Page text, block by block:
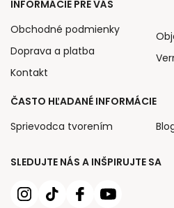
SLEDUJTE NÁS A INŠPIRUJTE SA
INFORMÁCIE PRE VÁS
Obchodné podmienky
Doprava a platba
Kontakt
ČASTO HĽADANÉ INFORMÁCIE
Sprievodca tvorením